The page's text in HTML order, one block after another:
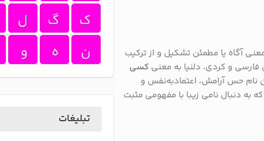
آگاه یا مطمئن تشکیل و از ترکیب
و کردی، دلنیا به معنی کسی
نام حس آرامش، اعتمادبه‌نفس و
به دنبال نامی زیبا با مفهومی مثبت
ک
گ
ل
ن
ه و
تبلیغات